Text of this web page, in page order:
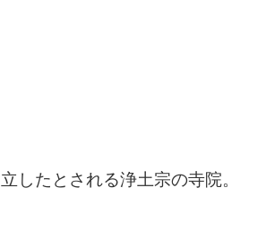
したとされる浄土宗の寺院。